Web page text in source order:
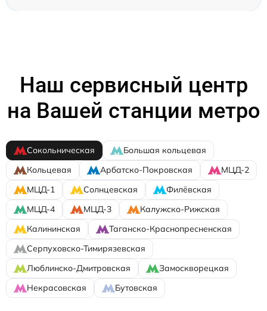
Наш сервисный центр
на Вашей станции метро
Сокольническая
Большая кольцевая
Кольцевая
Арбатско-Покровская
МЦД-2
МЦД-1
Солнцевская
Филёвская
МЦД-4
МЦД-3
Калужско-Рижская
Калининская
Таганско-Краснопресненская
Серпуховско-Тимирязевская
Люблинско-Дмитровская
Замоскворецкая
Некрасовская
Бутовская